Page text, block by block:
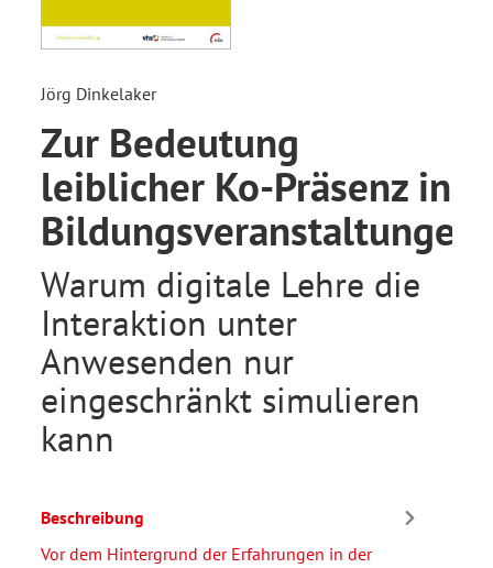
Jörg Dinkelaker
Zur Bedeutung
leiblicher Ko-Präsenz in
Bildungsveranstaltungen
Warum digitale Lehre die
Interaktion unter
Anwesenden nur
eingeschränkt simulieren
kann
Beschreibung
Vor dem Hintergrund der Erfahrungen in der